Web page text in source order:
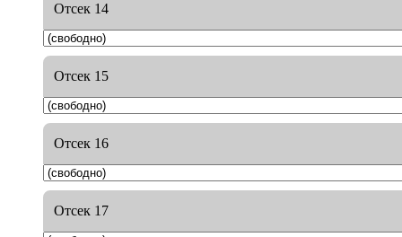
Отсек 14
Отсек 15
Отсек 16
Отсек 17